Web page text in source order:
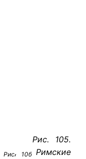
Рис. 105.
Рис, 10бРимские